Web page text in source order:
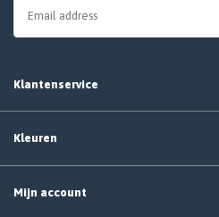
Klantenservice
Kleuren
Mijn account